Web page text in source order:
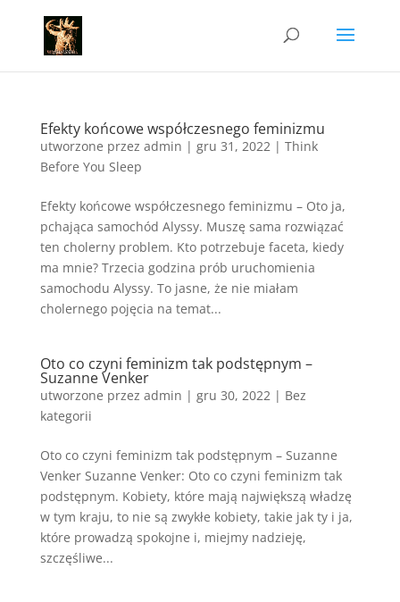
Efekty końcowe współczesnego feminizmu
utworzone przez admin | gru 31, 2022| Think
Before You Sleep
Efekty końcowe współczesnego feminizmu – Oto ja,
pchająca samochód Alyssy. Muszę sama rozwiązać
ten cholerny problem. Kto potrzebuje faceta, kiedy
ma mnie? Trzecia godzina prób uruchomienia
samochodu Alyssy. To jasne, że nie miałam
cholernego pojęcia na temat...
Oto co czyni feminizm tak podstępnym –
Suzanne Venker
utworzone przez admin | gru 30, 2022| Bez
kategorii
Oto co czyni feminizm tak podstępnym – Suzanne
Venker Suzanne Venker: Oto co czyni feminizm tak
podstępnym. Kobiety, które mają największą władzę
w tym kraju, to nie są zwykłe kobiety, takie jak ty i ja,
które prowadzą spokojne i, miejmy nadzieję,
szczęśliwe...